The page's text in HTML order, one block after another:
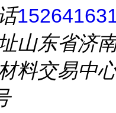
山东省济
料交易中